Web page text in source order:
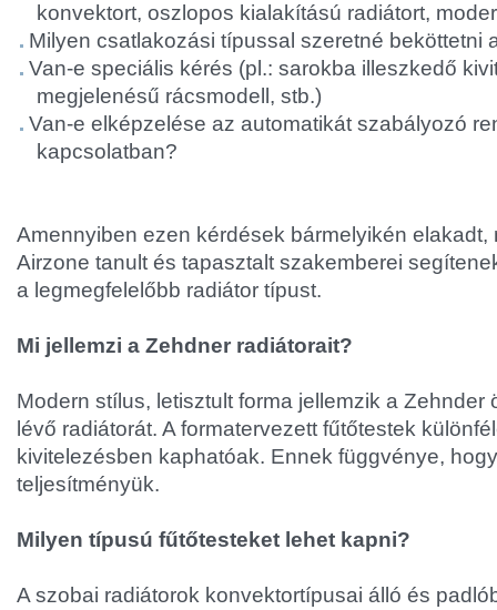
konvektort, oszlopos kialakítású radiátort,
Milyen csatlakozási típussal szeretné beköttetni
Van-e speciális kérés (pl.: sarokba illeszkedő
megjelenésű rácsmodell, stb.)
Van-e elképzelése az automatikát szabályozó
kapcsolatban?
Amennyiben ezen kérdések bármelyikén elakadt,
Airzone tanult és tapasztalt szakemberei
a legmegfelelőbb radiátor típust.
Mi jellemzi a Zehdner radiátorait?
Modern stílus, letisztult forma jellemzik a Zehnder
lévő radiátorát. A formatervezett fűtőtestek
kivitelezésben kaphatóak. Ennek függvénye,
teljesítményük.
Milyen típusú fűtőtesteket lehet kapni?
A szobai radiátorok konvektortípusai álló és